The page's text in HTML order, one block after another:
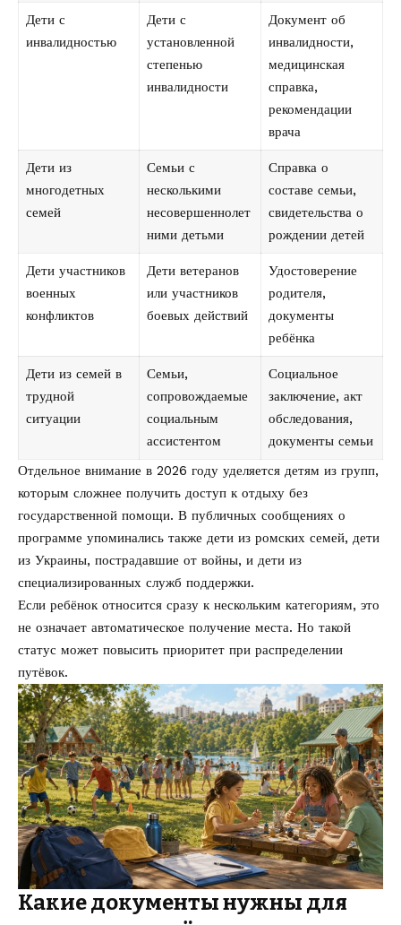
Дети с
инвалидностью
Дети с
установленной
степенью
инвалидности
Документ об
инвалидности,
медицинская
справка,
рекомендации
врача
Дети из
многодетных
семей
Семьи с
несколькими
несовершеннолет
ними детьми
Справка о
составе семьи,
свидетельства о
рождении детей
Дети участников
военных
конфликтов
Дети ветеранов
или участников
боевых действий
Удостоверение
родителя,
документы
ребёнка
Дети из семей в
трудной
ситуации
Семьи,
сопровождаемые
социальным
ассистентом
Социальное
заключение, акт
обследования,
документы семьи
Отдельное внимание в 2026 году уделяется детям из групп,
которым сложнее получить доступ к отдыху без
государственной помощи. В публичных сообщениях о
программе упоминались также дети из ромских семей, дети
из Украины, пострадавшие от войны, и дети из
специализированных служб поддержки.
Если ребёнок относится сразу к нескольким категориям, это
не означает автоматическое получение места. Но такой
статус может повысить приоритет при распределении
путёвок.
Какие документы нужны для